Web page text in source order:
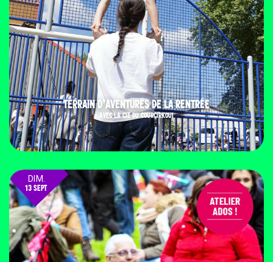
TERRAIN D’AVENTURES DE LA RENTRÉE
AVEC LA CIE DU COURCIRKOUI
DIM.
13 SEPT